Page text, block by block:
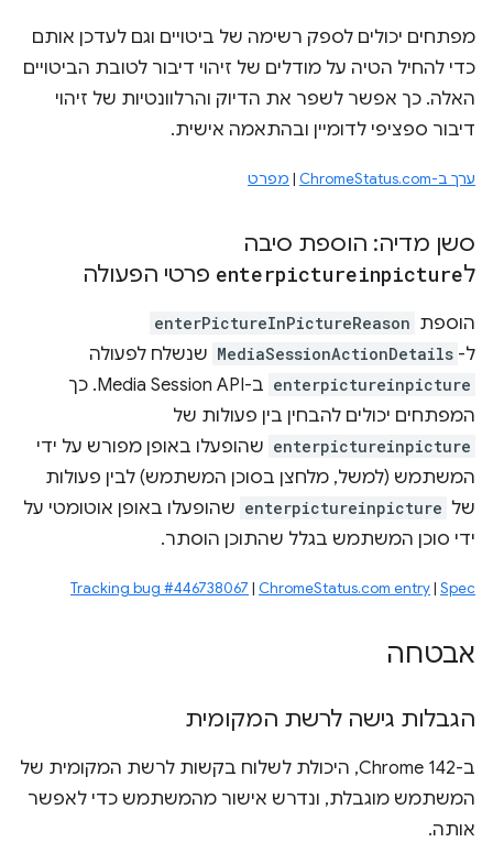
מפתחים יכולים לספק רשימה של ביטויים וגם לעדכן אותם
כדי להחיל הטיה על מודלים של זיהוי דיבור לטובת הביטויים
האלה. כך אפשר לשפר את הדיוק והרלוונטיות של זיהוי
דיבור ספציפי לדומיין ובהתאמה אישית.
ערך ב-ChromeStatus.com | מפרט
סשן מדיה: הוספת סיבה
לenterpictureinpicture פרטי הפעולה
הוספת enterPictureInPictureReason
ל- MediaSessionActionDetails שנשלח לפעולה
enterpictureinpicture
ב-Media Session API. כך
המפתחים יכולים להבחין בין פעולות של
enterpictureinpicture שהופעלו באופן מפורש על ידי
המשתמש (למשל, מלחצן בסוכן המשתמש) לבין פעולות
של enterpictureinpicture שהופעלו באופן אוטומטי על
ידי סוכן המשתמש בגלל שהתוכן הוסתר.
Tracking bug #446738067 | ChromeStatus.com entry| Spec
אבטחה
הגבלות גישה לרשת המקומית
ב-Chrome 142, היכולת לשלוח בקשות לרשת המקומית של
המשתמש מוגבלת, ונדרש אישור מהמשתמש כדי לאפשר
אותה.